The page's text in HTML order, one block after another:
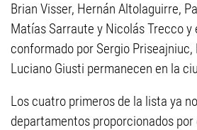
Brian Visser, Hernán Altolaguirre,
Matías Sarraute y Nicolás Trecco
conformado por Sergio Priseajniuc,
Luciano Giusti permanecen en la
Los cuatro primeros de la lista ya
departamentos proporcionados